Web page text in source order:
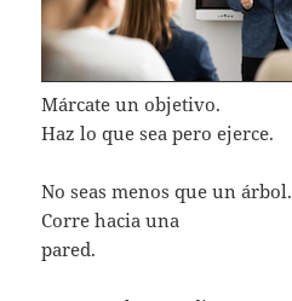
Márcate un objetivo.
Haz lo que sea pero ejerce.
No seas menos que un árbol.
Corre hacia una
pared.